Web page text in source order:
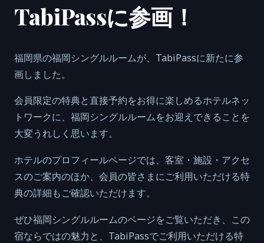
TabiPassに参画！
福岡県の福岡シングルルームが、TabiPassに新たに参
画しました。
会員限定の特典と直接予約をお得に楽しめるホテルネッ
トワークに、福岡シングルルームをお迎えできることを
大変うれしく思います。
ホテルのプロフィールページでは、客室・施設・アクセ
スのご案内のほか、会員の皆さまにご利用いただける特
典の詳細もご確認いただけます。
ぜひ福岡シングルルームのページをご覧いただき、この
宿ならではの魅力と、TabiPassでご利用いただける特